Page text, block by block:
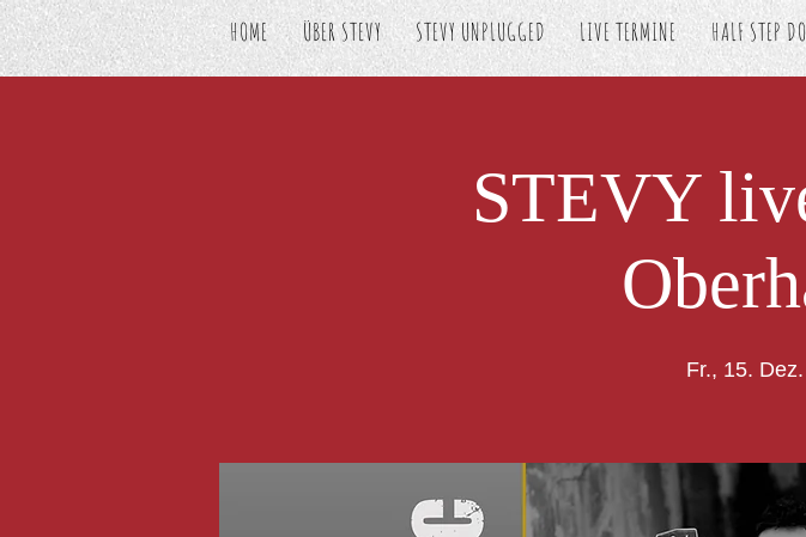
HOME ÜBER STEVY STEVY UNPLUGGED LIVE TERMINE HALF STEP
STEVY
Fr., 15. Dez.